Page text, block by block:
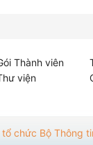
Thành viên
viện
chức Bộ Thông